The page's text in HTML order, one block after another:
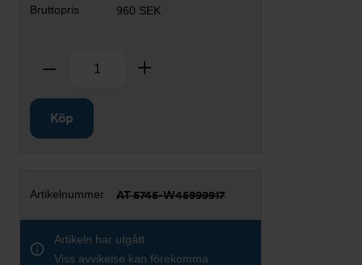
960 SEK
Ta bort
Köp
AT 5745-W45999917
Artikeln har utgått
Viss avvikelse kan förekomma